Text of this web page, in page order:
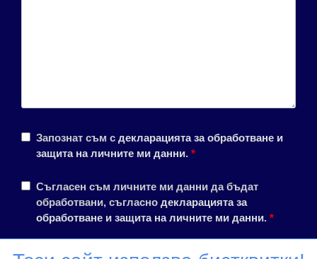
Запознат съм с декларацията за обработване и
защита на личните ми данни. *
Съгласен съм личните ми данни да бъдат
обработвани, съгласно декларацията за
обработване и защита на личните ми данни. *